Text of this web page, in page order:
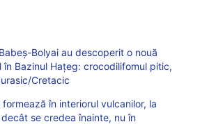
Bolyai au descoperit o nouă
Bazinul Hațeg: crocodilifomul pitic,
Cretacic
în interiorul vulcanilor, la
se credea înainte, nu în